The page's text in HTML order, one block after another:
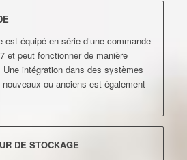
est équipé en série d’une commande
et peut fonctionner de manière
intégration dans des systèmes
ou anciens est également
DE STOCKAGE